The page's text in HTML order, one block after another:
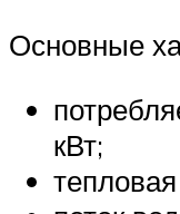
Основные
кВт;